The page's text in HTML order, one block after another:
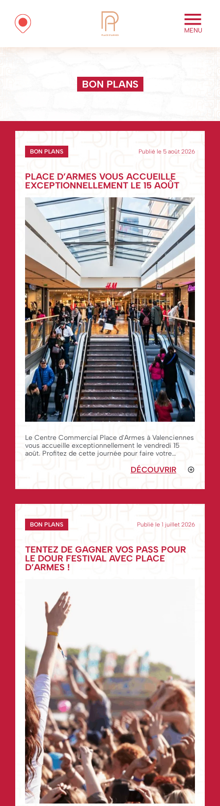
MENU
BON PLANS
BON PLANS Publié le 5 août 2026
PLACE D’ARMES VOUS ACCUEILLE
EXCEPTIONNELLEMENT LE 15 AOÛT
Le Centre Commercial Place d'Armes à Valenciennes
vous accueille exceptionnellement le vendredi 15
août. Profitez de cette journée pour faire votre
DÉCOUVRIR
BON PLANS Publié le 1 juillet 2026
TENTEZ DE GAGNER VOS PASS POUR
LE DOUR FESTIVAL AVEC PLACE
D’ARMES !